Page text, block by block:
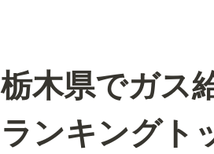
栃木県でガス
ランキングト